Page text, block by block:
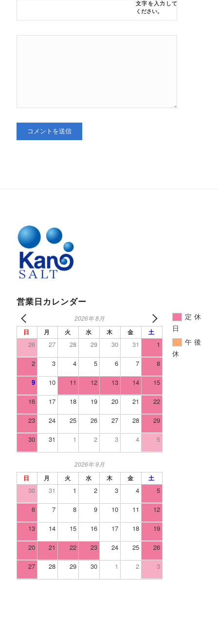
文字を入力して
ください。
営業日カレンダー
2026年 8月
日
月 火 水 木 金 土
26 27 28 29 30 31 1
2 3 4 5 6 7 8
9 10 11 12 13 14 15
16 17 18 19 20 21 22
23 24 25 26 27 28 29
30 31 1 2 3 4 5
2026年 9月
日
月 火 水 木 金 土
30 31 1 2 3 4 5
6 7 8 9 10 11 12
13 14 15 16 17 18 19
20 21 22 23 24 25 26
27 28 29 30 1 2 3
定休
日
午後
休